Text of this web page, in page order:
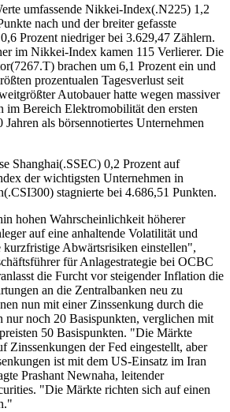
umfassende Nikkei-Index(.N225) 1,2
nach und der breiter gefasste
Prozent niedriger bei 3.629,47 Zählern.
im Nikkei-Index kamen 115 Verlierer. Die
brachen um 6,1 Prozent ein und
prozentualen Tagesverlust seit
Autobauer hatte wegen massiver
im Bereich Elektromobilität den ersten
Jahren als börsennotiertes Unternehmen
Shanghai(.SSEC) 0,2 Prozent auf
der wichtigsten Unternehmen in
stagnierte bei 4.686,51 Punkten.
hohen Wahrscheinlichkeit höherer
auf eine anhaltende Volatilität und
Abwärtsrisiken einstellen",
für Anlagestrategie bei OCBC
die Furcht vor steigender Inflation die
an die Zentralbanken neu zu
nun mit einer Zinssenkung durch die
nur noch 20 Basispunkten, verglichen mit
50 Basispunkten. "Die Märkte
Zinssenkungen der Fed eingestellt, aber
ist mit dem US-Einsatz im Iran
Prashant Newnaha, leitender
"Die Märkte richten sich auf einen